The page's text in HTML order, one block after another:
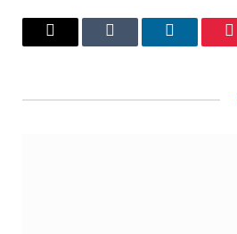
بينتيريستلينكدإن Tumblr
البريد